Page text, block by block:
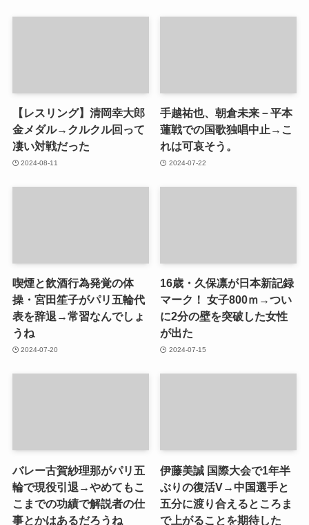
【レスリング】清岡幸大郎
金メダル→クルクル回って
凄い対戦だった
2024-08-11
手越祐也、朝倉未来－平本
蓮戦での国歌独唱中止→こ
れは可哀そう。
2024-07-22
喫煙と飲酒行為発覚の体
操・宮田笙子がパリ五輪代
表を辞退→常習なんでしょ
うね
2024-07-20
16歳・久保凛が日本新記録
マーク！ 女子800ｍ→つい
に2分の壁を突破した女性
が出た
2024-07-15
バレー古賀紗理那がパリ五
輪で現役引退→やめてもこ
こまでの功績で解説者の仕
事とかはあるだろうね
伊藤美誠 国際大会で1年半
ぶりの復活V→中国選手と
五分に渡り合えるところま
で上がることを期待した